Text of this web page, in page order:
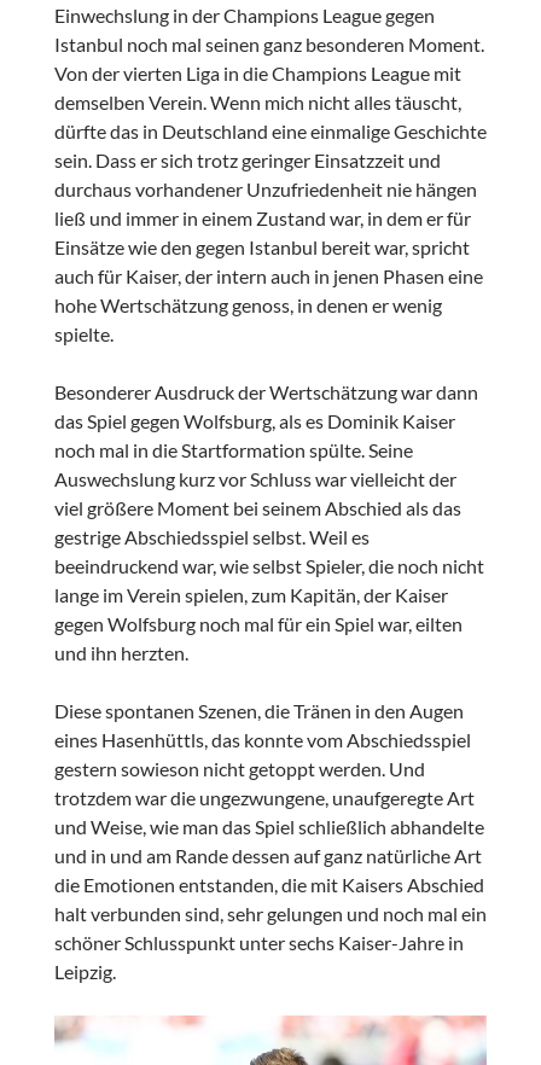
Einwechslung in der Champions League gegen
Istanbul noch mal seinen ganz besonderen Moment.
Von der vierten Liga in die Champions League mit
demselben Verein. Wenn mich nicht alles täuscht,
dürfte das in Deutschland eine einmalige Geschichte
sein. Dass er sich trotz geringer Einsatzzeit und
durchaus vorhandener Unzufriedenheit nie hängen
ließ und immer in einem Zustand war, in dem er für
Einsätze wie den gegen Istanbul bereit war, spricht
auch für Kaiser, der intern auch in jenen Phasen eine
hohe Wertschätzung genoss, in denen er wenig
spielte.
Besonderer Ausdruck der Wertschätzung war dann
das Spiel gegen Wolfsburg, als es Dominik Kaiser
noch mal in die Startformation spülte. Seine
Auswechslung kurz vor Schluss war vielleicht der
viel größere Moment bei seinem Abschied als das
gestrige Abschiedsspiel selbst. Weil es
beeindruckend war, wie selbst Spieler, die noch nicht
lange im Verein spielen, zum Kapitän, der Kaiser
gegen Wolfsburg noch mal für ein Spiel war, eilten
und ihn herzten.
Diese spontanen Szenen, die Tränen in den Augen
eines Hasenhüttls, das konnte vom Abschiedsspiel
gestern sowieson nicht getoppt werden. Und
trotzdem war die ungezwungene, unaufgeregte Art
und Weise, wie man das Spiel schließlich abhandelte
und in und am Rande dessen auf ganz natürliche Art
die Emotionen entstanden, die mit Kaisers Abschied
halt verbunden sind, sehr gelungen und noch mal ein
schöner Schlusspunkt unter sechs Kaiser-Jahre in
Leipzig.